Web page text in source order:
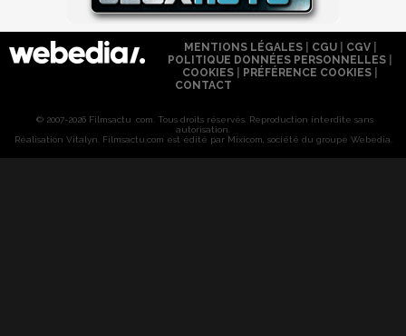
MENTIONS LÉGALES| CGU| CGV|
POLITIQUE DONNÉES PERSONNELLES
COOKIES
PRÉFÉRENCE COOKIES
CONTACT
© 2007-2026 Filmsactu .com. Tous droits réservés. Reproduction interdite sans
autorisation.
Réalisation Vitalyn . Filmsactu .com est édité par Mixicom, société du groupe Webedia.